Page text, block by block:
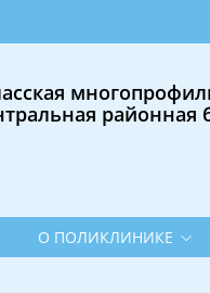
районная
О ПОЛИКЛИНИКЕ